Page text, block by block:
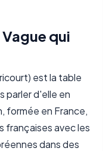
qui
est la table
parler d'elle en
formée en France,
françaises avec les
dans des